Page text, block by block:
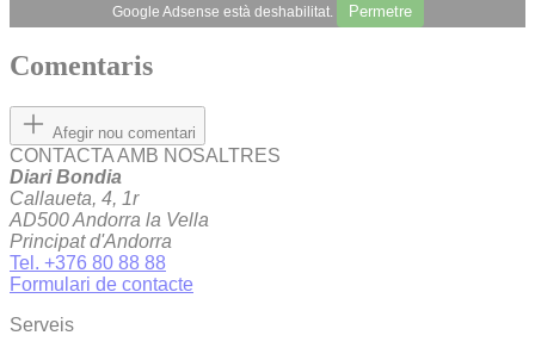
Google Adsense està deshabilitat. Permetre
Comentaris
Afegir nou comentari
CONTACTA AMB NOSALTRES
Diari Bondia
Callaueta, 4, 1r
AD500 Andorra la Vella
Principat d'Andorra
Tel. +376 80 88 88
Formulari de contacte
Serveis